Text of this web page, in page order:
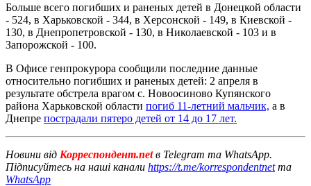
Больше всего погибших и раненых детей в Донецкой области
- 524, в Харьковской - 344, в Херсонской - 149, в Киевской -
130, в Днепропетровской - 130, в Николаевской - 103 и в
Запорожской - 100.
В Офисе генпрокурора сообщили последние данные
относительно погибших и раненых детей: 2 апреля в
результате обстрела врагом с. Новоосиново Купянского
района Харьковской области погиб 11-летний мальчик, а в
Днепре пострадали пятеро детей от 14 до 17 лет.
Новини від Корреспондент.netв Telegram та WhatsApp.
Підписуйтесь на наші канали https://t.me/korrespondentnetта
WhatsApp